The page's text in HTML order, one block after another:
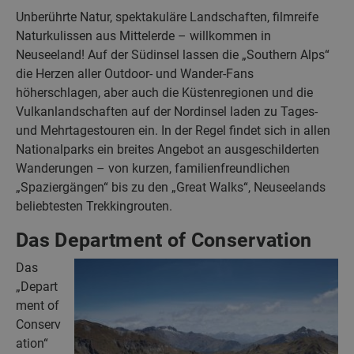
Unberührte Natur, spektakuläre Landschaften, filmreife
Naturkulissen aus Mittelerde – willkommen in
Neuseeland! Auf der Südinsel lassen die „Southern Alps“
die Herzen aller Outdoor- und Wander-Fans
höherschlagen, aber auch die Küstenregionen und die
Vulkanlandschaften auf der Nordinsel laden zu Tages-
und Mehrtagestouren ein. In der Regel findet sich in allen
Nationalparks ein breites Angebot an ausgeschilderten
Wanderungen – von kurzen, familienfreundlichen
„Spaziergängen“ bis zu den „Great Walks“, Neuseelands
beliebtesten Trekkingrouten.
Das Department of Conservation
Das
„Depart
ment of
Conserv
ation“